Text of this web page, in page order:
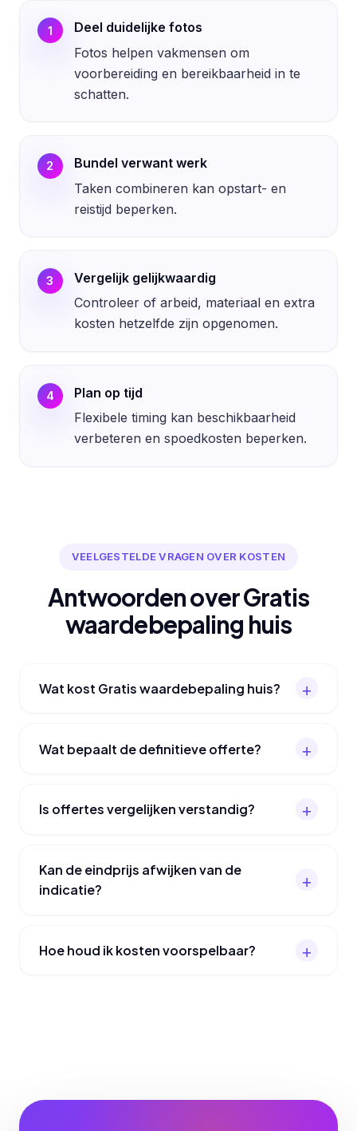
1
Deel duidelijke fotos
Fotos helpen vakmensen om
voorbereiding en bereikbaarheid in te
schatten.
2
Bundel verwant werk
Taken combineren kan opstart- en
reistijd beperken.
3
Vergelijk gelijkwaardig
Controleer of arbeid, materiaal en extra
kosten hetzelfde zijn opgenomen.
4
Plan op tijd
Flexibele timing kan beschikbaarheid
verbeteren en spoedkosten beperken.
VEELGESTELDE VRAGEN OVER KOSTEN
Antwoorden over Gratis
waardebepaling huis
Wat kost Gratis waardebepaling huis?
Wat bepaalt de definitieve offerte?
Is offertes vergelijken verstandig?
Kan de eindprijs afwijken van de
indicatie?
Hoe houd ik kosten voorspelbaar?